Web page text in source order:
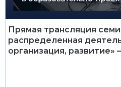
Прямая трансляция
распределенная
организация, развитие»